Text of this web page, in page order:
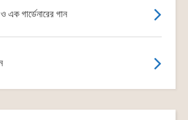
এক গার্ডেনারের গান